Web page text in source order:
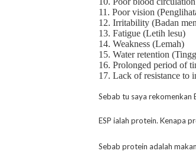
11. Poor vision
12. Irritability (Badan
13. Fatigue (Letih lesu)
14. Weakness (Lemah)
15. Water retention
16. Prolonged period of
17. Lack of resistance to
Sebab tu saya rekomenkan
ESP ialah protein. Kenapa
Sebab protein adalah